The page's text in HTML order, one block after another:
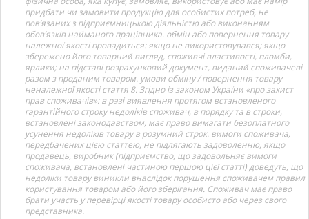
придбати чи замовити продукцію для особистих потреб, не
пов’язаних з підприємницькою діяльністю або виконанням
обов’язків найманого працівника. обмін або повернення товару
належної якості провадиться: якщо не використовувався; якщо
збережено його товарний вигляд, споживчі властивості, пломби,
ярлики; на підставі розрахунковий документ, виданий споживачеві
разом з проданим товаром. умови обміну / повернення товару
неналежної якості стаття 8. Згідно із законом України «про захист
прав споживачів»: в разі виявлення протягом встановленого
гарантійного строку недоліків споживач, в порядку та в строки,
встановлені законодавством, має право вимагати безоплатного
усунення недоліків товару в розумний строк. вимоги споживача,
передбачених цією статтею, не підлягають задоволенню, якщо
продавець, виробник (підприємство, що задовольняє вимоги
споживача, встановлені частиною першою цієї статті) доведуть, що
недоліки товару виникли внаслідок порушення споживачем правил
користування товаром або його зберігання. Споживач має право
брати участь у перевірці якості товару особисто або через свого
представника.